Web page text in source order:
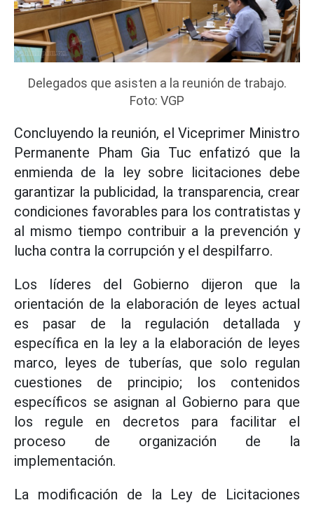
Delegados que asisten a la reunión de trabajo.
Foto: VGP
Concluyendo la reunión, el Viceprimer Ministro
Permanente Pham Gia Tuc enfatizó que la
enmienda de la ley sobre licitaciones debe
garantizar la publicidad, la transparencia, crear
condiciones favorables para los contratistas y
al mismo tiempo contribuir a la prevención y
lucha contra la corrupción y el despilfarro.
Los líderes del Gobierno dijeron que la
orientación de la elaboración de leyes actual
es pasar de la regulación detallada y
específica en la ley a la elaboración de leyes
marco, leyes de tuberías, que solo regulan
cuestiones de principio; los contenidos
específicos se asignan al Gobierno para que
los regule en decretos para facilitar el
proceso de organización de la
implementación.
La modificación de la Ley de Licitaciones